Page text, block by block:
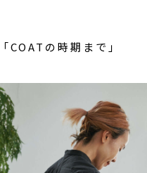
「COATの時期まで」